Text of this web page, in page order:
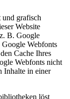
und grafisch
Website
B. Google
Google Webfonts
Cache Ihres
Webfonts nicht
Inhalte in einer
löst